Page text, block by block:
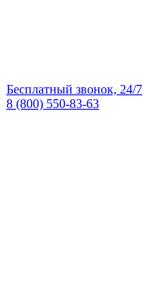
Бесплатный звонок, 24/7
8 (800) 550-83-63